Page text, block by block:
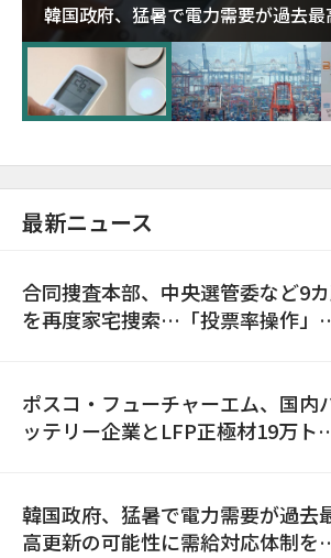
韓国政府、猛暑で電力需要が過去
に需給対応体制を点検
最新ニュース
合同捜査本部、中央選管委など9
を再度家宅捜索…「投票率操作」
ポスコ・フューチャーエム、国内
ッテリー企業とLFP正極材19万ト
韓国政府、猛暑で電力需要が過去
高更新の可能性に需給対応体制を